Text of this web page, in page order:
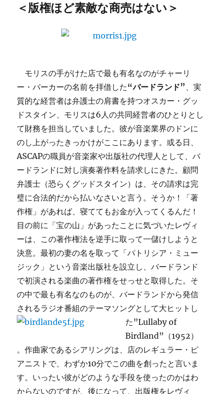
＜版権ほど素敵な商売はない＞
モリスの手がけた店で最も有名なのがチャーリ
ー・パーカーの名前を拝借した“バードランド” 、実
質的な経営者は弁護士の肩書を持つオスカー・グッ
ドスタイン、モリスは6人の共同経営者のひとりとし
て財務を担当していました。彼が音楽業界のドンに
のし上がったきっかけがここにあります。或る日、
ASCAPの職員が音楽家や出版社の代理人として、バ
ードランドに対し演奏著作料を請求しにきた。顧問
弁護士（恐らくグッドスタイン）は、その請求は完
璧に合法的だから払いなさいと言う。そうか！「著
作権」があれば、寝ててもお金が入ってくるんだ！
目の前に「宝の山」があったことに気づいたレヴィ
ーは、この著作権法を逆手に取って一儲けしようと
決意。最初の妻の名を取って「パトリシア・ミュー
ジック」という音楽出版社を設立し、バードランド
で初演される楽曲の著作権をせっせと取得した。そ
の中で最も有名なのものが、バードランドから発信
されるラジオ番組のテーマソングとして大ヒットし
た”Lullaby of
Birdland”（1952）
。作曲家であるシアリングは、店のレギュラー・ピ
アニストで、わずか10分でこの曲を創ったと言いま
す。いったい彼がどのような手段を使ったのかはわ
からないのですが、後になって、出版権をレヴィ